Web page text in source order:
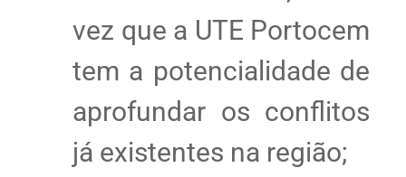
vez que a UTE Portocem
tem a potencialidade de
aprofundar os conflitos
já existentes na região;